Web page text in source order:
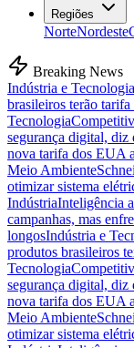
Regiões
NorteNordeste
Breaking News
Indústria e Tecnologia
brasileiros terão
Tecnologia
segurança digital,
nova tarifa dos EUA
Meio Ambiente
otimizar sistema
IndústriaInteligência
campanhas, mas
longosIndústria e
produtos brasileiros
Tecnologia
segurança digital,
nova tarifa dos EUA
Meio Ambiente
otimizar sistema